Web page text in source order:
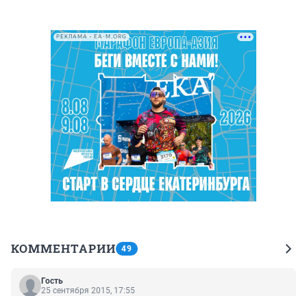
РЕКЛАМА • EA-M.ORG
КОММЕНТАРИИ 49
Гость
25 сентября 2015, 17:55